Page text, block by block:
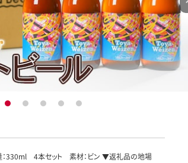
1 2 3 4 5
：330ml 4本セット 素材：ビン ▼返礼品の地場